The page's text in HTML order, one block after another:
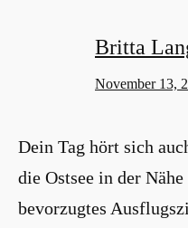
Britta
November 13,
Dein Tag hört sich
die Ostsee in der
bevorzugtes